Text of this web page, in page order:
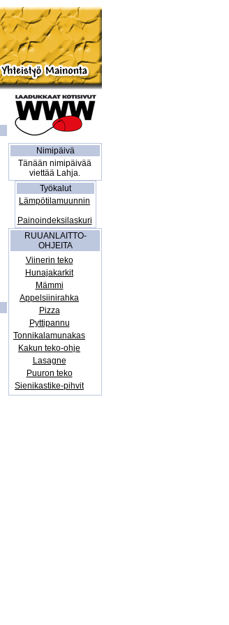
Nimipäivä
Tänään nimipäivää
viettää Lahja.
Työkalut
Lämpötilamuunnin
Painoindeksilaskuri
RUUANLAITTO-
OHJEITA
Viinerin teko
Hunajakarkit
Mämmi
Appelsiinirahka
Pizza
Pyttipannu
Tonnikalamunakas
Kakun teko-ohje
Lasagne
Puuron teko
Sienikastike-pihvit